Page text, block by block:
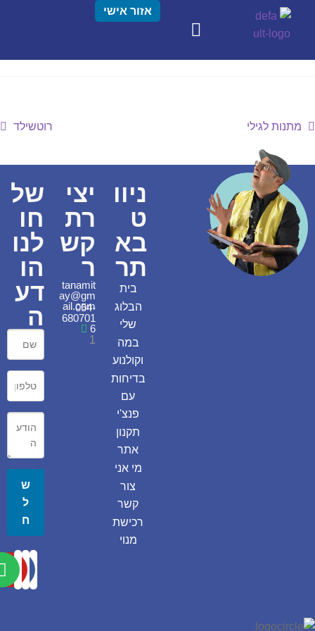
אזור אישי
מתנות לגילי רוטשילד
ניוו
ט
בא
תר
בית
הבלוג
שלי
במה
וקולנוע
בדיחות
עם
פנצ'י
תקנון
אתר
מי אני
צור
קשר
רכישת
מנוי
יצי
רת
קש
ר
tanamit
ay@gm
ail.com
054-
680701
6
1
של
חו
לנו
הו
דע
ה
ש
ל
ח